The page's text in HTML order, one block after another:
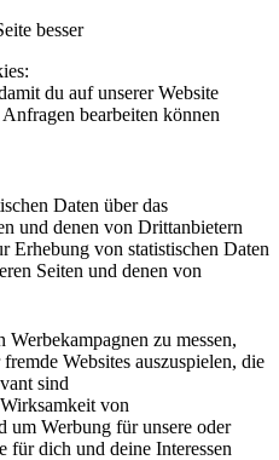
besser
du auf unserer Website
bearbeiten können
Daten über das
und denen von Drittanbietern
Erhebung von statistischen Daten
Seiten und denen von
zu messen,
Websites auszuspielen, die
sind
von
um Werbung für unsere oder
für dich und deine Interessen